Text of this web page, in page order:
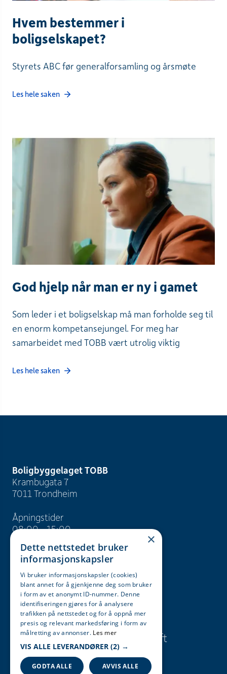
Hvem bestemmer i
boligselskapet?
Styrets ABC før generalforsamling og årsmøte
Les hele saken
God hjelp når man er ny i gamet
Som leder i et boligselskap må man forholde seg til
en enorm kompetansejungel. For meg har
samarbeidet med TOBB vært utrolig viktig
Les hele saken
Boligbyggelaget TOBB
Krambugata 7
7011 Trondheim
Åpningstider
08:00 - 15:00
info@tobb.no
+47 73 83 15 00
Org. nr. 946 629 243
Søk
Presse og
informasjon
Karriere
Bærekraft
×
Dette nettstedet bruker
informasjonskapsler
Vi bruker informasjonskapsler (cookies)
blant annet for å gjenkjenne deg som bruker
i form av et anonymt ID-nummer. Denne
identifiseringen gjøres for å analysere
trafikken på nettstedet og for å oppnå mer
presis og relevant markedsføring i form av
målretting av annonser. Les mer
VIS ALLE LEVERANDØRER (2) →
GODTA ALLE AVVIS ALLE